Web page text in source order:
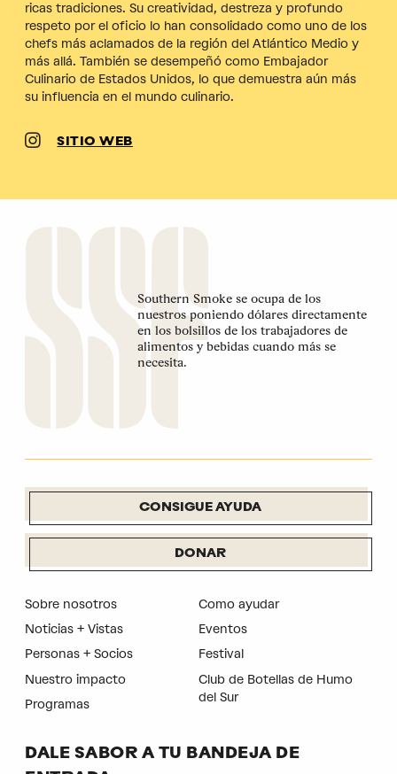
ricas tradiciones. Su creatividad, destreza y profundo
respeto por el oficio lo han consolidado como uno de los
chefs más aclamados de la región del Atlántico Medio y
más allá. También se desempeñó como Embajador
Culinario de Estados Unidos, lo que demuestra aún más
su influencia en el mundo culinario.
SITIO WEB
Southern Smoke se ocupa de los
nuestros poniendo dólares directamente
en los bolsillos de los trabajadores de
alimentos y bebidas cuando más se
necesita.
CONSIGUE AYUDA
DONAR
Sobre nosotros
Noticias + Vistas
Personas + Socios
Nuestro impacto
Programas
Como ayudar
Eventos
Festival
Club de Botellas de Humo
del Sur
DALE SABOR A TU BANDEJA DE